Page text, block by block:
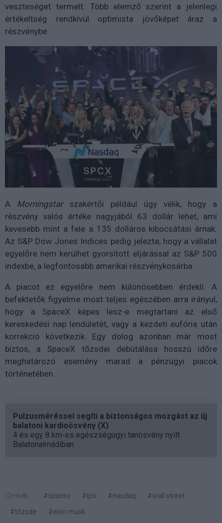
veszteséget termelt. Több elemző szerint a jelenlegi
értékeltség rendkívül optimista jövőképet áraz a
részvénybe.
A Morningstarszakértői például úgy vélik, hogy a
részvény valós értéke nagyjából 63 dollár lehet, ami
kevesebb mint a fele a 135 dolláros kibocsátási árnak.
Az S&P Dow Jones Indices pedig jelezte, hogy a vállalat
egyelőre nem kerülhet gyorsított eljárással az S&P 500
indexbe, a legfontosabb amerikai részvénykosárba.
A piacot ez egyelőre nem különösebben érdekli. A
befektetők figyelme most teljes egészében arra irányul,
hogy a SpaceX képes lesz-e megtartani az első
kereskedési nap lendületét, vagy a kezdeti eufória után
korrekció következik. Egy dolog azonban már most
biztos, a SpaceX tőzsdei debütálása hosszú időre
meghatározó esemény marad a pénzügyi piacok
történetében.
Pulzusméréssel segíti a biztonságos mozgást az új
balatoni kardioösvény (X)
4 és egy 8 km-es egészségügyi tanösvény nyílt
Balatonalmádiban.
Címkék: #spacex #ipo #nasdaq
#wall street
#tőzsde
#elon musk